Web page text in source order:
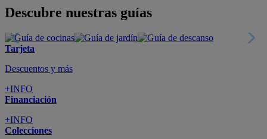
Descubre nuestras guías
Tarjeta
Descuentos y más
+INFO
Financiación
+INFO
Colecciones